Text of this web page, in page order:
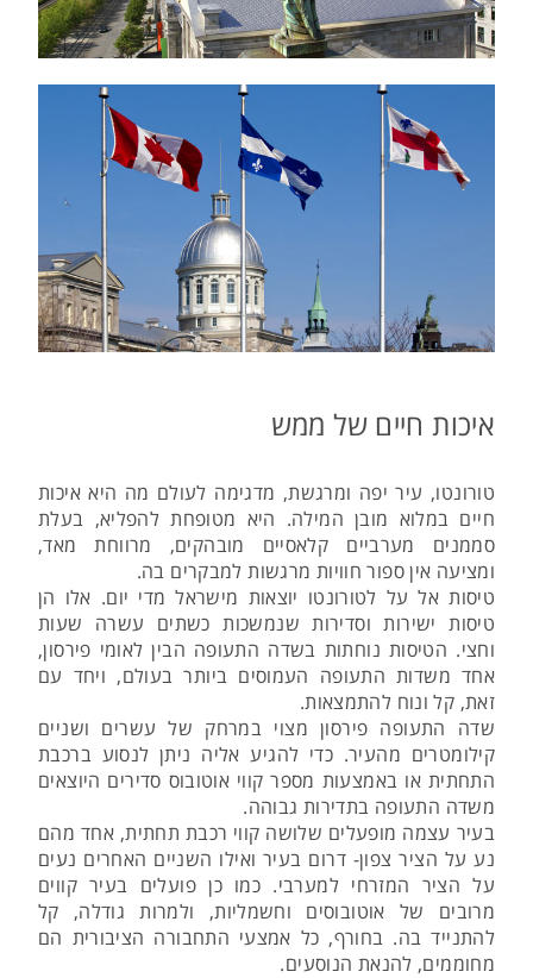
איכות חיים של ממש
טורונטו, עיר יפה ומרגשת, מדגימה לעולם מה היא איכות
חיים במלוא מובן המילה. היא מטופחת להפליא, בעלת
סממנים מערביים קלאסיים מובהקים, מרווחת מאד,
ומציעה אין ספור חוויות מרגשות למבקרים בה.
טיסות אל על לטורונטו יוצאות מישראל מדי יום. אלו הן
טיסות ישירות וסדירות שנמשכות כשתים עשרה שעות
וחצי. הטיסות נוחתות בשדה התעופה הבין לאומי פירסון,
אחד משדות התעופה העמוסים ביותר בעולם, ויחד עם
זאת, קל ונוח להתמצאות.
שדה התעופה פירסון מצוי במרחק של עשרים ושניים
קילומטרים מהעיר. כדי להגיע אליה ניתן לנסוע ברכבת
התחתית או באמצעות מספר קווי אוטובוס סדירים היוצאים
משדה התעופה בתדירות גבוהה.
בעיר עצמה מופעלים שלושה קווי רכבת תחתית, אחד מהם
נע על הציר צפון- דרום בעיר ואילו השניים האחרים נעים
על הציר המזרחי למערבי. כמו כן פועלים בעיר קווים
מרובים של אוטובוסים וחשמליות, ולמרות גודלה, קל
להתנייד בה. בחורף, כל אמצעי התחבורה הציבורית הם
מחוממים, להנאת הנוסעים.